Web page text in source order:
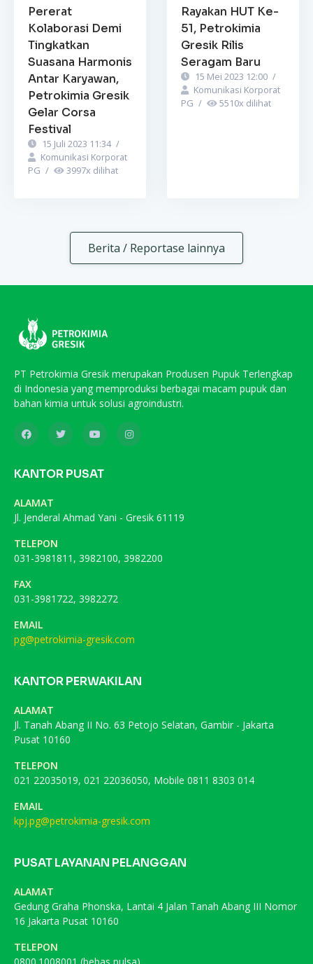
Pererat
Kolaborasi Demi
Tingkatkan
Suasana Harmonis
Antar Karyawan,
Petrokimia Gresik
Gelar Corsa
Festival
15 Juli 2023 11:34 /
Komunikasi Korporat
PG / 3997x dilihat
Rayakan HUT Ke-
51, Petrokimia
Gresik Rilis
Seragam Baru
15 Mei 2023 12:00 /
Komunikasi Korporat
PG / 5510x dilihat
Berita / Reportase lainnya
PT Petrokimia Gresik merupakan Produsen Pupuk Terlengkap
di Indonesia yang memproduksi berbagai macam pupuk dan
bahan kimia untuk solusi agroindustri.
KANTOR PUSAT
ALAMAT
Jl. Jenderal Ahmad Yani - Gresik 61119
TELEPON
031-3981811, 3982100, 3982200
FAX
031-3981722, 3982272
EMAIL
pg@petrokimia-gresik.com
KANTOR PERWAKILAN
ALAMAT
Jl. Tanah Abang II No. 63 Petojo Selatan, Gambir - Jakarta
Pusat 10160
TELEPON
021 22035019, 021 22036050, Mobile 0811 8303 014
EMAIL
kpj.pg@petrokimia-gresik.com
PUSAT LAYANAN PELANGGAN
ALAMAT
Gedung Graha Phonska, Lantai 4 Jalan Tanah Abang III Nomor
16 Jakarta Pusat 10160
TELEPON